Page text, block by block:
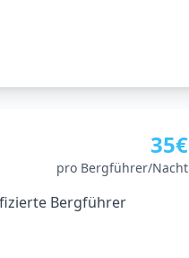
35€
pro Bergführer/Nacht
Bergführer